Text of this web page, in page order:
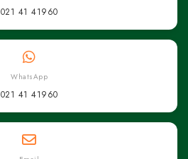
021 41 41960
WhatsApp
021 41 41960